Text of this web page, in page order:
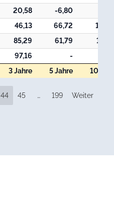
3 Jahre 5 Jahre 10
20,58
-6,80
46,13 66,72
85,29 61,79
97,16
-
3 Jahre 5 Jahre 10
44 45 … 199 Weiter